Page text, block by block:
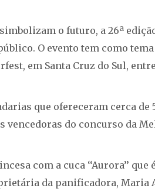
o futuro, a 26ª
O evento tem como tema
em Santa Cruz do Sul,
que ofereceram cerca de
do concurso da
com a cuca ‘‘Aurora’’ que
da panificadora, Maria